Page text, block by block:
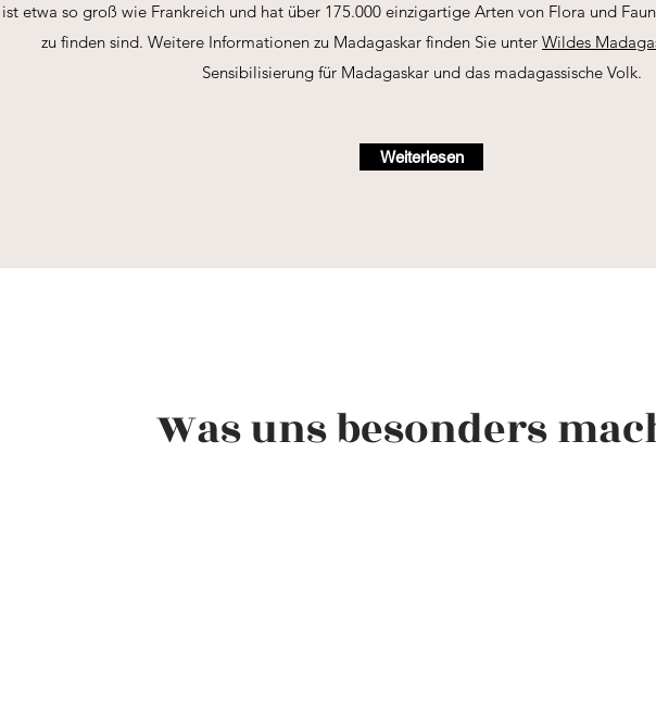
ist etwa so groß wie Frankreich und hat über 175.000 einzigartige Arten von Flora und
zu finden sind. Weitere Informationen zu Madagaskar finden Sie unter Wildes
Sensibilisierung für Madagaskar und das madagassische Volk.
Weiterlesen
Was uns besonders